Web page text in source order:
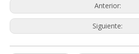
Anterior:
Siguiente: